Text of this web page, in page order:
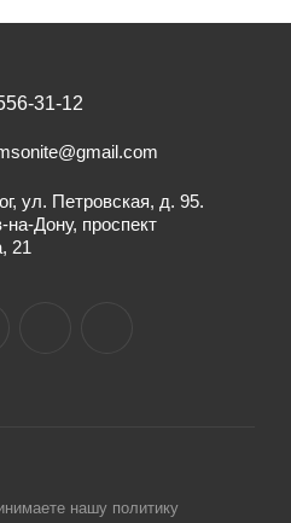
31-12
ул. Петровская, д. 95.
на-Дону, проспект
21
нашу политику